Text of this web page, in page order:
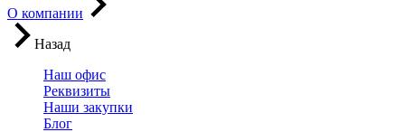
О компании
Назад
Наш офис
Реквизиты
Наши закупки
Блог